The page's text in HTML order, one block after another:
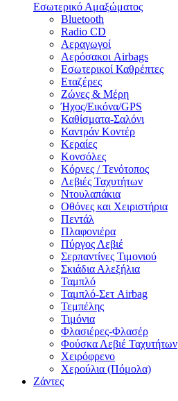
Εσωτερικό Αμαξώματος
Bluetooth
Radio CD
Αεραγωγοί
Αερόσακοι Airbags
Εσωτερικοί Καθρέπτες
Εταζέρες
Ζώνες & Μέρη
Ήχος/Εικόνα/GPS
Καθίσματα-Σαλόνι
Καντράν Κοντέρ
Κεραίες
Κονσόλες
Κόρνες / Τενότοπος
Λεβιές Ταχυτήτων
Ντουλαπάκια
Οθόνες και Χειριστήρια
Πεντάλ
Πλαφονιέρα
Πύργος Λεβιέ
Σερπαντίνες Τιμονιού
Σκιάδια Αλεξήλια
Ταμπλό
Ταμπλό-Σετ Airbag
Τεμπέλης
Τιμόνια
Φλασιέρες-Φλασέρ
Φούσκα Λεβιέ Ταχυτήτων
Χειρόφρενο
Χερούλια (Πόμολα)
Ζάντες